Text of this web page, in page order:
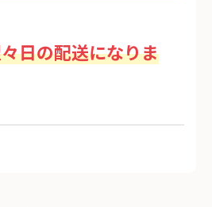
日の配送になりま